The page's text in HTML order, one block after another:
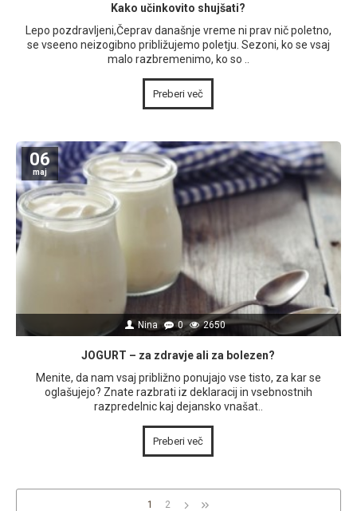
Kako učinkovito shujšati?
Lepo pozdravljeni,Čeprav današnje vreme ni prav nič poletno,
se vseeno neizogibno približujemo poletju. Sezoni, ko se vsaj
malo razbremenimo, ko so ..
Preberi več
06
maj
Nina 0 2650
JOGURT – za zdravje ali za bolezen?
Menite, da nam vsaj približno ponujajo vse tisto, za kar se
oglašujejo? Znate razbrati iz deklaracij in vsebnostnih
razpredelnic kaj dejansko vnašat..
Preberi več
1
2